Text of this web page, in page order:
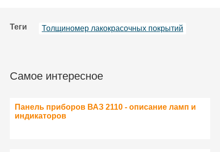
Теги Толщиномер лакокрасочных покрытий
Самое интересное
Панель приборов ВАЗ 2110 - описание ламп и
индикаторов